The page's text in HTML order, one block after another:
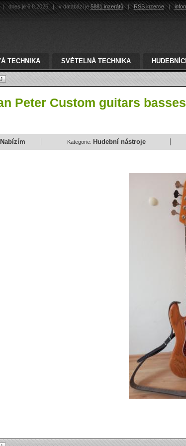
| dnes je 6.8.2026 | v databázi je5881 inzerátů | RSS inzerce |
TECHNIKA SVĚTELNÁ TECHNIKA
Peter Custom guitars basses
Nabízím Kategorie: Hudební nástroje